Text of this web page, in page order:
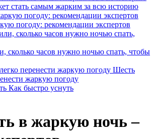
стать самым жарким за всю историю
погоду: рекомендации экспертов
сколько часов нужно ночью спать, чтобы
Шесть
жаркую погоду
Как быстро уснуть
в жаркую ночь –